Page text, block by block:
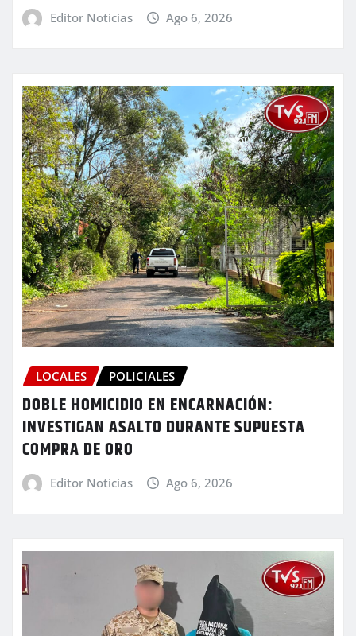
Editor Noticias Ago 6, 2026
LOCALES POLICIALES
DOBLE HOMICIDIO EN ENCARNACIÓN:
INVESTIGAN ASALTO DURANTE SUPUESTA
COMPRA DE ORO
Editor Noticias Ago 6, 2026